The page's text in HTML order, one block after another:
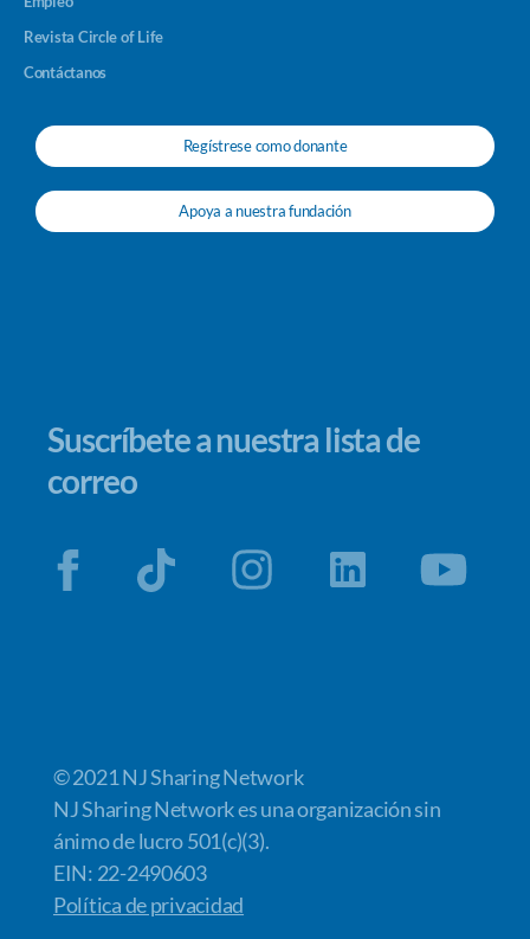
Revista Circle of Life
Contáctanos
Regístrese como donante
Apoya a nuestra fundación
Suscríbete a nuestra lista de
correo
© 2021 NJ Sharing Network
NJ Sharing Network es una organización sin
ánimo de lucro 501(c)(3).
EIN: 22-2490603
Política de privacidad